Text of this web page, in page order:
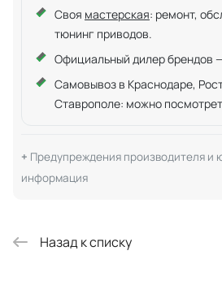
Своя мастерская: ремонт,
тюнинг приводов.
Официальный дилер брендов
Самовывоз в Краснодаре,
Ставрополе: можно
Предупреждения производителя и
информация
Назад к списку